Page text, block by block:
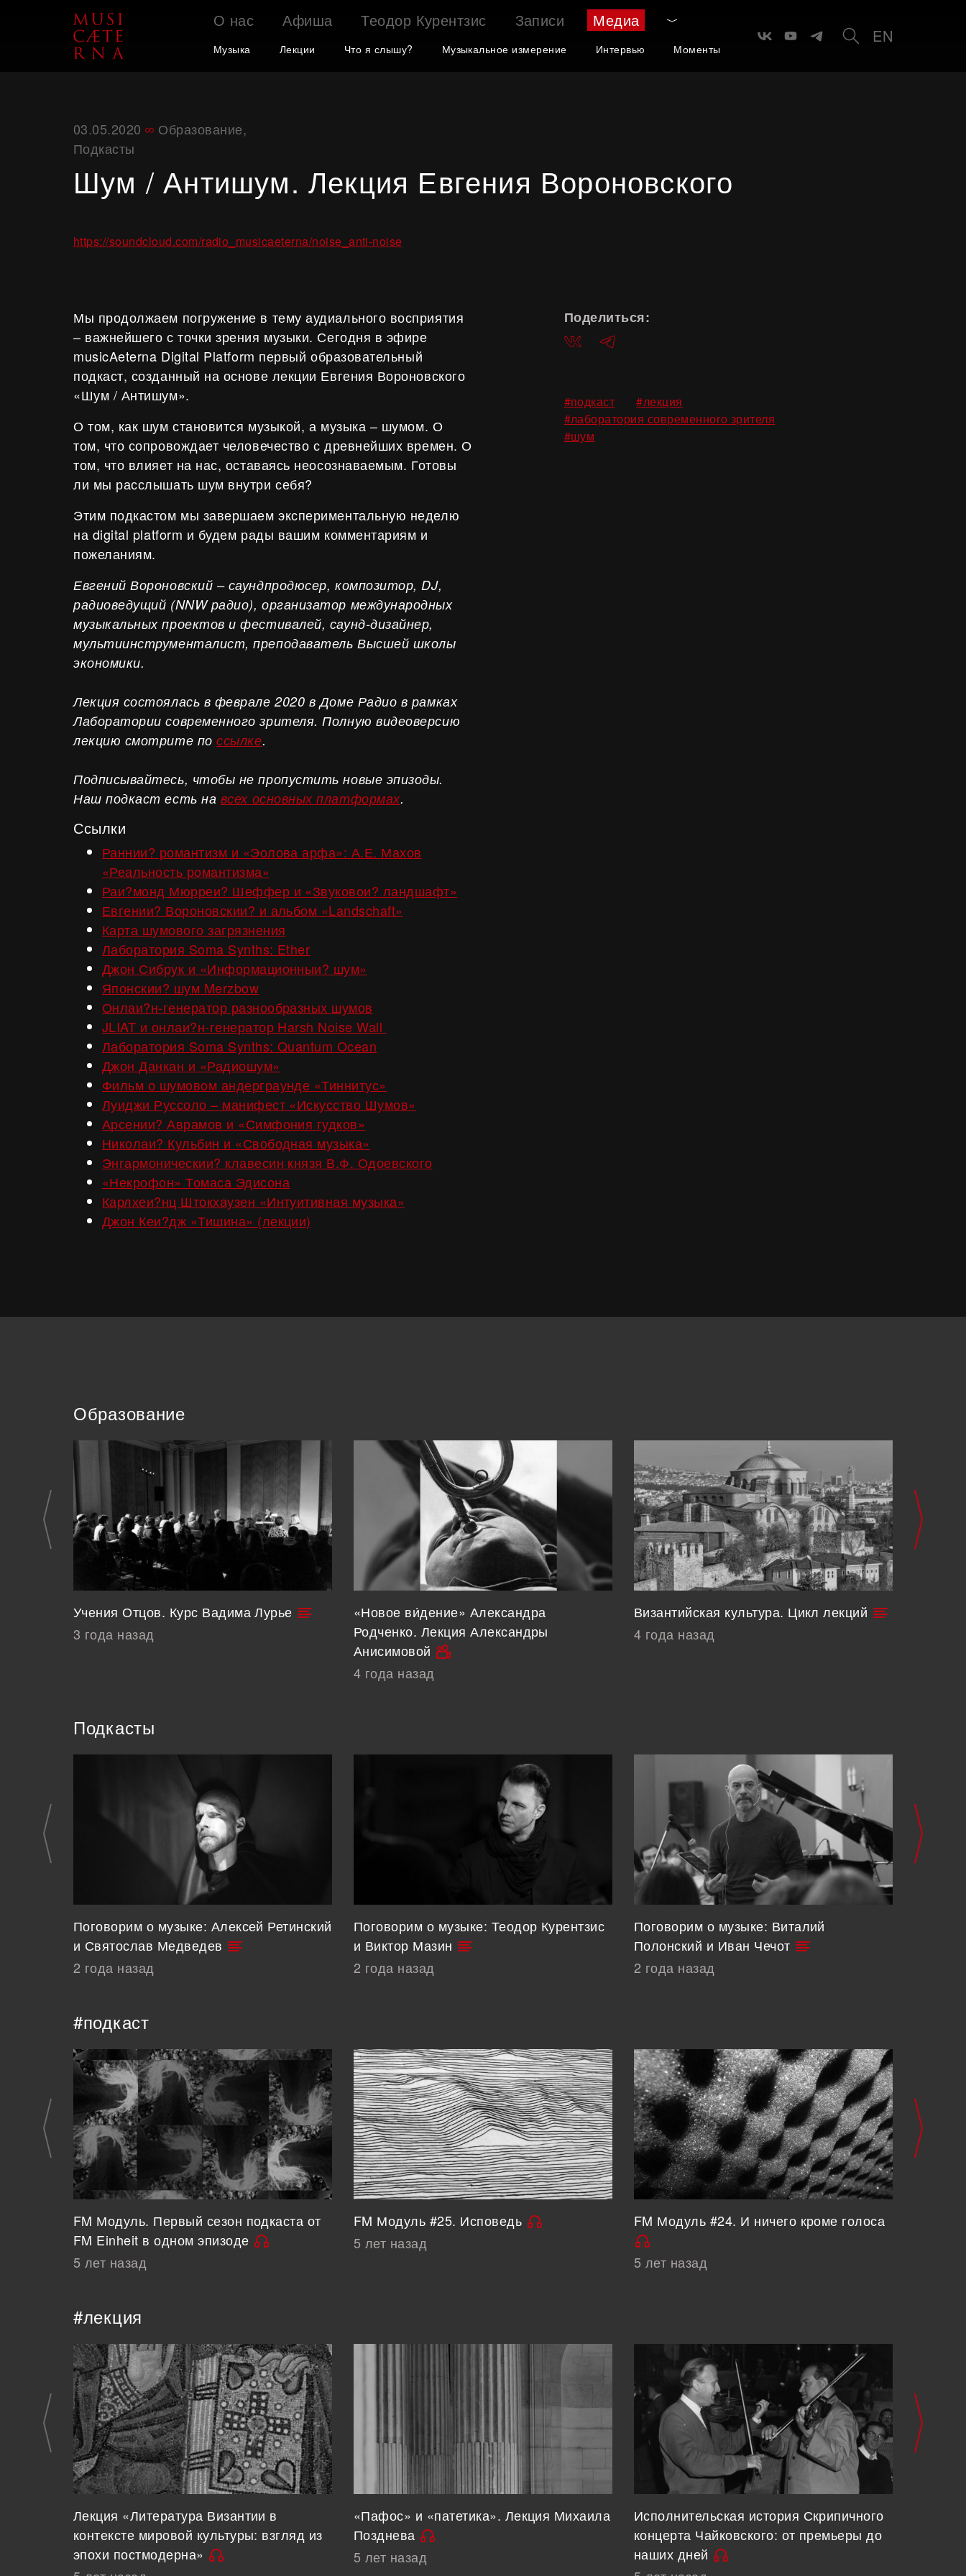
О нас Афиша Теодор Курентзис Записи
Медиа
Поддержать
Музыка Лекции Что я слышу? Музыкальное измерение Интервью Моменты
EN
03.05.2020 Образование,
Подкасты
Шум / Антишум. Лекция Евгения Вороновского
https://soundcloud.com/radio_musicaeterna/noise_anti-noise
Мы продолжаем погружение в тему аудиального восприятия
– важнейшего с точки зрения музыки. Сегодня в эфире
musicAeterna Digital Platform первый образовательный
подкаст, созданный на основе лекции Евгения Вороновского
«Шум / Антишум».
О том, как шум становится музыкой, а музыка – шумом. О
том, что сопровождает человечество с древнейших времен. О
том, что влияет на нас, оставаясь неосознаваемым. Готовы
ли мы расслышать шум внутри себя?
Этим подкастом мы завершаем экспериментальную неделю
на digital platform и будем рады вашим комментариям и
пожеланиям.
Евгений Вороновский – саундпродюсер, композитор, DJ,
радиоведущий (NNW радио), организатор международных
музыкальных проектов и фестивалей, саунд-дизайнер,
мультиинструменталист, преподаватель Высшей школы
экономики.
Лекция состоялась в феврале 2020 в Доме Радио в рамках
Лаборатории современного зрителя. Полную видеоверсию
лекцию смотрите поссылке.
Подписывайтесь, чтобы не пропустить новые эпизоды.
Наш подкаст есть на всех основных платформах.
Ссылки
Раннии? романтизм и «Эолова арфа»: А.Е. Махов
«Реальность романтизма»
Раи?монд Мюрреи? Шеффер и «Звуковои? ландшафт»
Евгении? Вороновскии? и альбом «Landschaft»
Карта шумового загрязнения
Лаборатория Soma Synths: Ether
Джон Сибрук и «Информационныи? шум»
Японскии? шум Merzbow
Онлаи?н-генератор разнообразных шумов
JLIAT и онлаи?н-генератор Harsh Noise Wall
Лаборатория Soma Synths: Quantum Ocean
Джон Данкан и «Радиошум»
Фильм о шумовом андерграунде «Тиннитус»
Луиджи Руссоло – манифест «Искусство Шумов»
Арсении? Аврамов и «Симфония гудков»
Николаи? Кульбин и «Свободная музыка»
Энгармоническии? клавесин князя В.Ф. Одоевского
«Некрофон» Томаса Эдисона
Карлхеи?нц Штокхаузен «Интуитивная музыка»
Джон Кеи?дж «Тишина» (лекции)
Поделиться:
ВКонтактеTelegram
#подкаст ,#лекция
#лаборатория современного зрителя
#шум
Образование
Учения Отцов. Курс Вадима Лурье
3 года назад
«Новое ви́дение» Александра
Родченко. Лекция Александры
Анисимовой
4 года назад
Византийская культура. Цикл лекций
4 года назад
Подкасты
Поговорим о музыке: Алексей Ретинский
и Святослав Медведев
2 года назад
Поговорим о музыке: Теодор Курентзис
и Виктор Мазин
2 года назад
Поговорим о музыке: Виталий
Полонский и Иван Чечот
2 года назад
#подкаст
FM Модуль. Первый сезон подкаста от
FM Einheit в одном эпизоде
5 лет назад
FM Модуль #25. Исповедь
5 лет назад
FM Модуль #24. И ничего кроме голоса
5 лет назад
#лекция
Лекция «Литература Византии в
контексте мировой культуры: взгляд из
эпохи постмодерна»
«Пафос» и «патетика». Лекция Михаила
Позднева
5 лет назад
Исполнительская история Скрипичного
концерта Чайковского: от премьеры до
наших дней